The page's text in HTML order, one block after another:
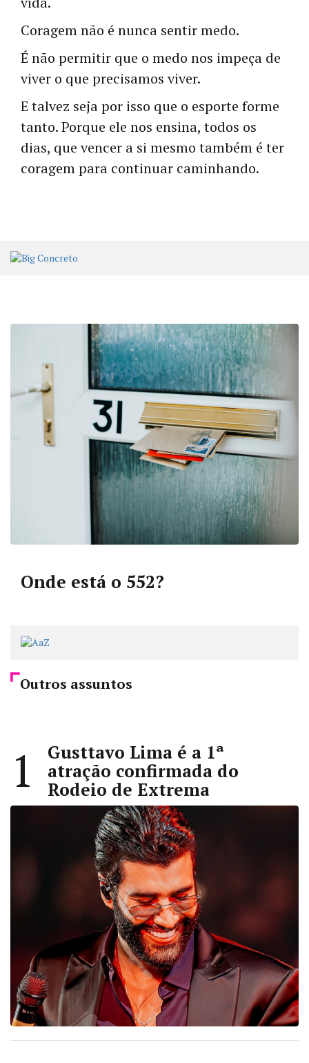
Coragem não é nunca sentir medo.
É não permitir que o medo nos impeça de
viver o que precisamos viver.
E talvez seja por isso que o esporte forme
tanto. Porque ele nos ensina, todos os
dias, que vencer a si mesmo também é ter
coragem para continuar caminhando.
Onde está o 552?
Outros assuntos
1
Gusttavo Lima é a 1ª
atração confirmada do
Rodeio de Extrema